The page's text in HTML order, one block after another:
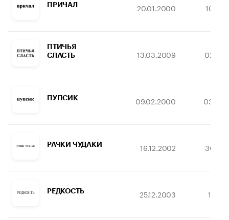
ПРИЧАЛ 20.01.2000
ПТИЧЬЯ
СЛАСТЬ
13.03.2009
ПУПСИК 09.02.2000
РАЧКИ ЧУДАКИ 16.12.2002
РЕДКОСТЬ 25.12.2003